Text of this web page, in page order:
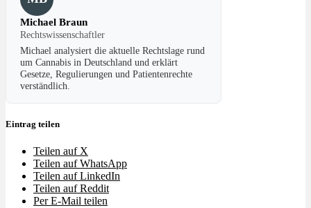
Michael Braun
Rechtswissenschaftler
Michael analysiert die aktuelle Rechtslage rund
um Cannabis in Deutschland und erklärt
Gesetze, Regulierungen und Patientenrechte
verständlich.
Eintrag teilen
Teilen auf X
Teilen auf WhatsApp
Teilen auf LinkedIn
Teilen auf Reddit
Per E-Mail teilen